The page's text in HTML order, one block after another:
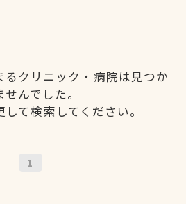
クリニック・病院は見つか
せんでした。
て検索してください。
1